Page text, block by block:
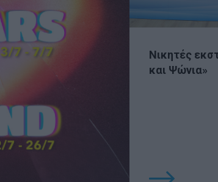
Νικητές
και Ψώνια»